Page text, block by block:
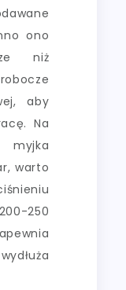
ono
niż
aby
Na
myjka
warto
250